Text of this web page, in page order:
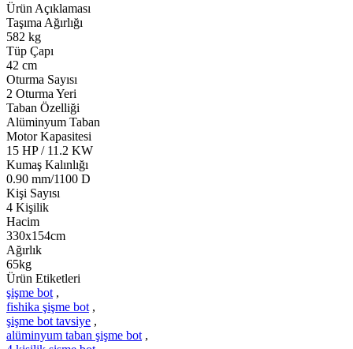
Ürün Açıklaması
Taşıma Ağırlığı
582 kg
Tüp Çapı
42 cm
Oturma Sayısı
2 Oturma Yeri
Taban Özelliği
Alüminyum Taban
Motor Kapasitesi
15 HP / 11.2 KW
Kumaş Kalınlığı
0.90 mm/1100 D
Kişi Sayısı
4 Kişilik
Hacim
330x154cm
Ağırlık
65kg
Ürün Etiketleri
şişme bot ,
fishika şişme bot ,
şişme bot tavsiye ,
alüminyum taban şişme bot ,